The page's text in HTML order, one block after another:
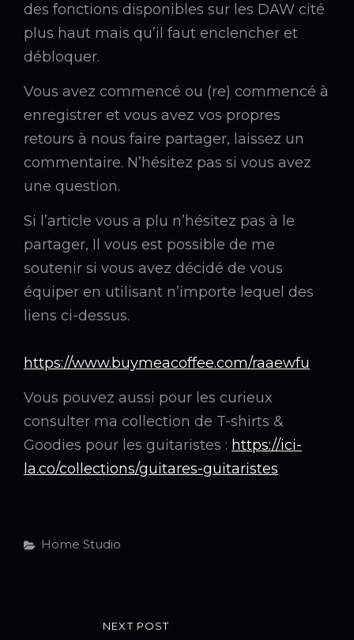
des fonctions disponibles sur les DAW cité
plus haut mais qu’il faut enclencher et
débloquer.
Vous avez commencé ou (re) commencé à
enregistrer et vous avez vos propres
retours à nous faire partager, laissez un
commentaire. N’hésitez pas si vous avez
une question.
Si l’article vous a plu n’hésitez pas à le
partager, Il vous est possible de me
soutenir si vous avez décidé de vous
équiper en utilisant n’importe lequel des
liens ci-dessus.
https://www.buymeacoffee.com/raaewfu
Vous pouvez aussi pour les curieux
consulter ma collection de T-shirts &
Goodies pour les guitaristes : https://ici-
la.co/collections/guitares-guitaristes
Categories
Home Studio
NEXT POST